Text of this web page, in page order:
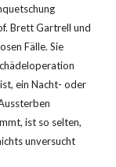
Brett Gartrell und
Fälle. Sie
ein Nacht- oder
ist so selten,
unversucht